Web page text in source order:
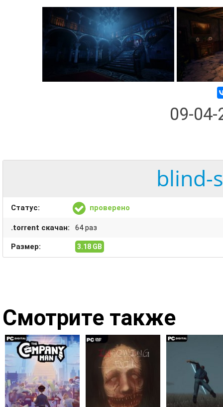
09-
blind-
Статус: проверено
.torrent скачан: 64 раз
Размер: 3.18 GB
Смотрите также